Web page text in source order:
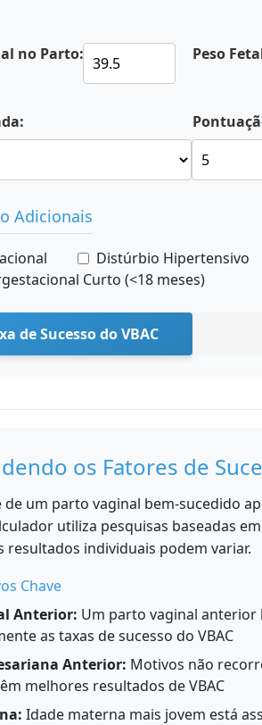
no Parto: Peso
Adicionais
Distúrbio Hipertensivo
Curto (<18 meses)
de Sucesso do VBAC
os Fatores de
um parto vaginal bem-sucedido
utiliza pesquisas baseadas
resultados individuais podem variar.
Chave
Anterior: Um parto vaginal anterior
as taxas de sucesso do VBAC
Anterior: Motivos não
melhores resultados de VBAC
Idade materna mais jovem está